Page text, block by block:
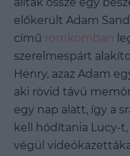
előkerült Adam
című romkomban
szerelmespárt
Henry, azaz Adam
aki rövid távú
egy nap alatt, így a
kell hódítania Lucy-
végül